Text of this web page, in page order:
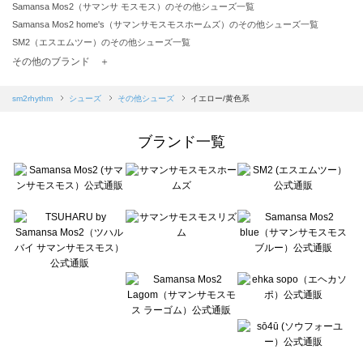
Samansa Mos2（サマンサ モスモス）のその他シューズ一覧
Samansa Mos2 home's（サマンサモスモスホームズ）のその他シューズ一覧
SM2（エスエムツー）のその他シューズ一覧
Samansa Mos2 blue（サマンサモスモス ブルー）のその他シューズ一覧
sō4ū（ソウフォーユー）のその他シューズ一覧
Te chichi（テチチ）のその他シューズ一覧
Te chichi CLASSIC（テチチ クラシック）のその他シューズ一覧
Lugnoncure（ルノンキュール）のその他シューズ一覧
BETTY'S BLUE（べティーズブルー）のその他シューズ一覧
Wpc.（ワールドパーティー）のその他シューズ一覧
その他のブランド ＋
sm2rhythm シューズ その他シューズ イエロー/黄色系
ブランド一覧